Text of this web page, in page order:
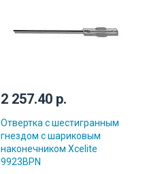
2 257.40 р.
Отвертка с шестигранным
гнездом с шариковым
наконечником Xcelite
9923BPN